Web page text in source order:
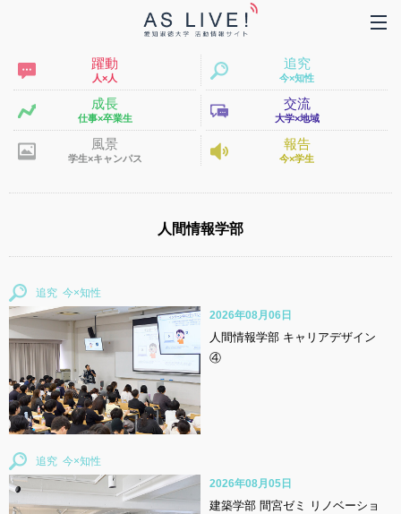
躍動
人×人
追究
今×知性
成長
仕事×卒業生
交流
大学×地域
風景
学生×キャンパス
報告
今×学生
人間情報学部
追究
人間情報学部 キャリアデザイン
④
2026年08月06日
追究
建築学部 間宮ゼミ リノベーショ
2026年08月05日